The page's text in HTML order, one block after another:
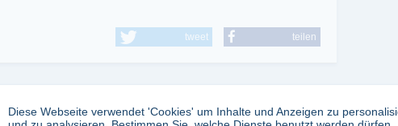
tweet teilen
Diese Webseite verwendet 'Cookies' um Inhalte und Anzeigen zu